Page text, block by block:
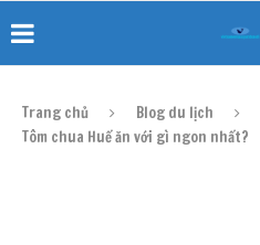
Trang chủ Blog du lịch
Tôm chua Huế ăn với gì ngon nhất?